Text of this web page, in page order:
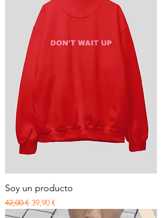
Soy un producto
Precio
42,00 € Precio de oferta
39,90 €